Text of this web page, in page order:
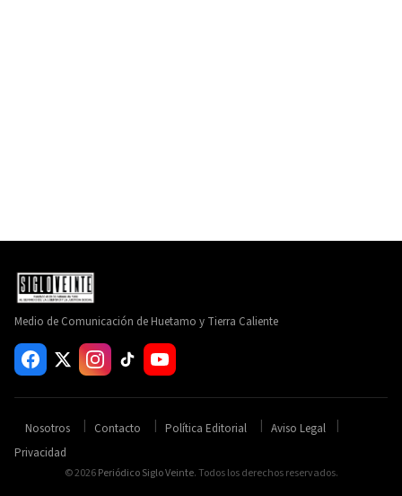
Medio de Comunicación de Huetamo y Tierra Caliente
Nosotros Contacto Política Editorial
Aviso Legal
Privacidad
© 2026Periódico Siglo Veinte. Todos los derechos reservados.